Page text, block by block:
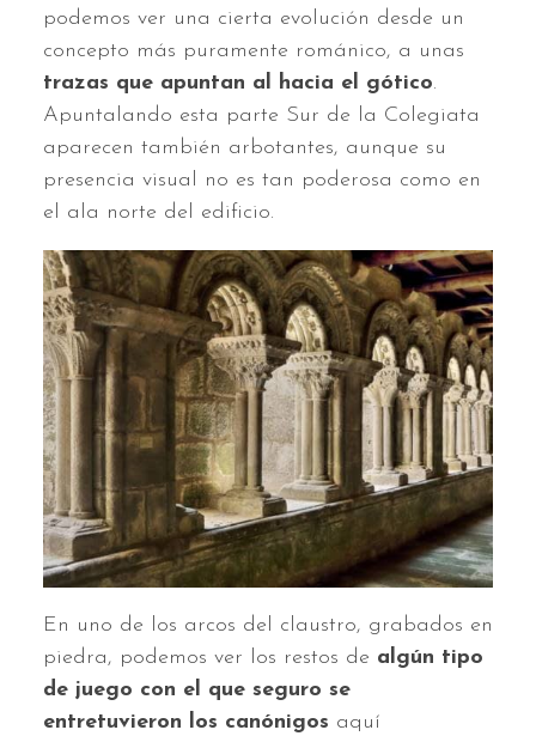
podemos ver una cierta evolución desde un
concepto más puramente románico, a unas
trazas que apuntan al hacia el gótico.
Apuntalando esta parte Sur de la Colegiata
aparecen también arbotantes, aunque su
presencia visual no es tan poderosa como en
el ala norte del edificio.
En uno de los arcos del claustro, grabados en
piedra, podemos ver los restos de algún tipo
de juego con el que seguro se
entretuvieron los canónigos aquí